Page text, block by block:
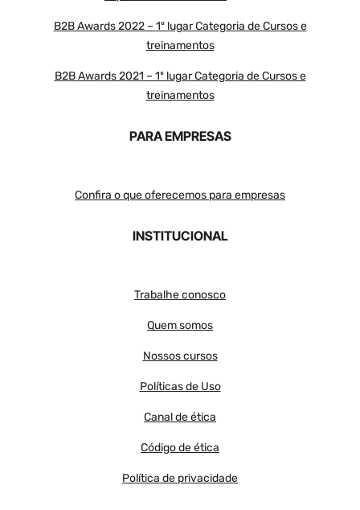
B2B Awards 2022 – 1º lugar Categoria de Cursos e
treinamentos
B2B Awards 2021 – 1º lugar Categoria de Cursos e
treinamentos
PARA EMPRESAS
Confira o que oferecemos para empresas
INSTITUCIONAL
Trabalhe conosco
Quem somos
Nossos cursos
Políticas de Uso
Canal de ética
Código de ética
Política de privacidade